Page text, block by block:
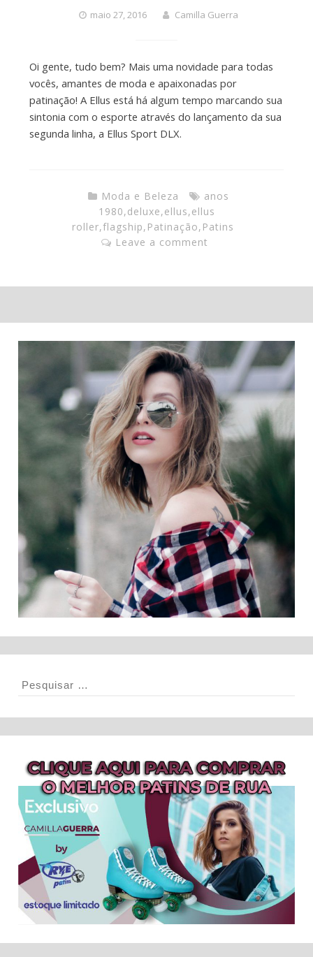
maio 27, 2016 Camilla Guerra
Oi gente, tudo bem? Mais uma novidade para todas
vocês, amantes de moda e apaixonadas por
patinação! A Ellus está há algum tempo marcando sua
sintonia com o esporte através do lançamento da sua
segunda linha, a Ellus Sport DLX.
Moda e Beleza
anos
1980,deluxe,ellus,ellus
roller,flagship, Patinação, Patins
Leave a comment